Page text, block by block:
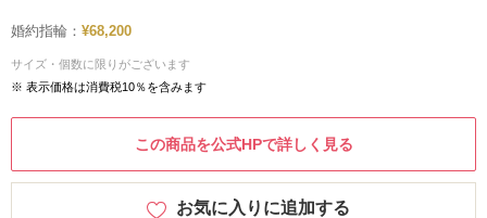
婚約指輪： ¥68,200
サイズ・個数に限りがございます
※ 表示価格は消費税10％を含みます
この商品を公式HPで詳しく見る
お気に入りに追加する